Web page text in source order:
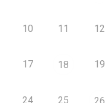
10 11 12
17 18 19
24 25 26